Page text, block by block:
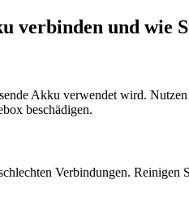
verbinden und wie
Akku verwendet wird.
beschädigen.
Verbindungen.